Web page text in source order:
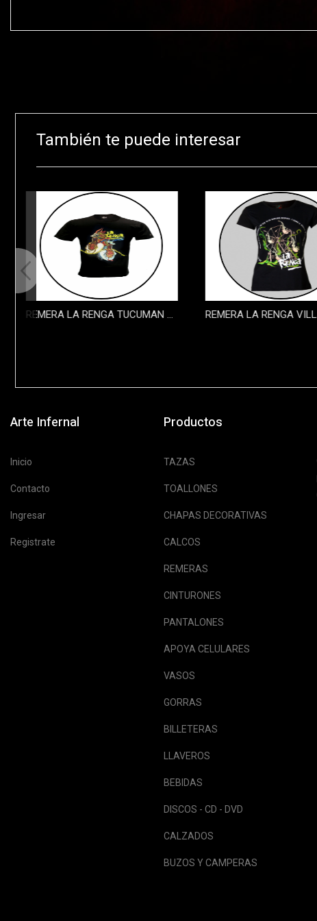
También te puede interesar
Arte Infernal
Inicio
Contacto
Ingresar
Registrate
Productos
TAZAS
TOALLONES
CHAPAS DECORATIVAS
CALCOS
REMERAS
CINTURONES
PANTALONES
APOYA CELULARES
VASOS
GORRAS
BILLETERAS
LLAVEROS
BEBIDAS
DISCOS - CD - DVD
CALZADOS
BUZOS Y CAMPERAS